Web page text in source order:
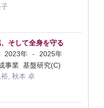
そして全身を守る
2023年 -
2025年
事業 基盤研究(C)
, 秋本 卓